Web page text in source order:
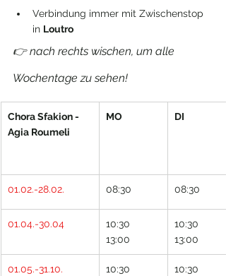
Verbindung immer mit Zwischenstop
in Loutro
👉 nach rechts wischen, um alle
Wochentage zu sehen!
Chora Sfakion -
Agia Roumeli
MO DI
01.02.-28.02. 08:30 08:30
01.04.-30.04
10:30
13:00
10:30
13:00
01.05.-31.10.
10:30
10:30